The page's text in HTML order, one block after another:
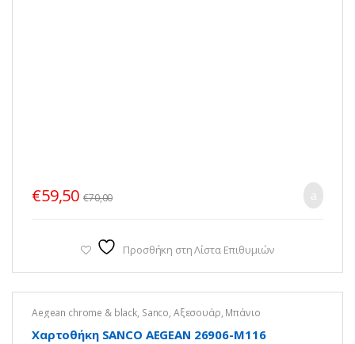
€59,50 €70,00
Προσθήκη στη Λίστα Επιθυμιών
Aegean chrome & black, Sanco, Αξεσουάρ, Μπάνιο
Χαρτοθήκη SANCO AEGEAN 26906-Μ116